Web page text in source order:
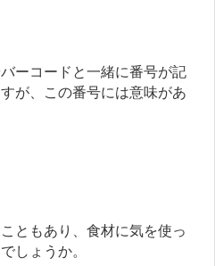
ーコードと一緒に番号が記
が、この番号には意味があ
ともあり、食材に気を使っ
しょうか。